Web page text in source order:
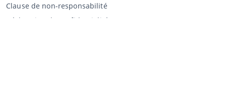
Clause de non-responsabilité
Déclaration de confidentialité